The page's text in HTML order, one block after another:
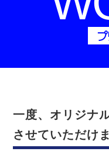
一度、オリジナ
させていただけ